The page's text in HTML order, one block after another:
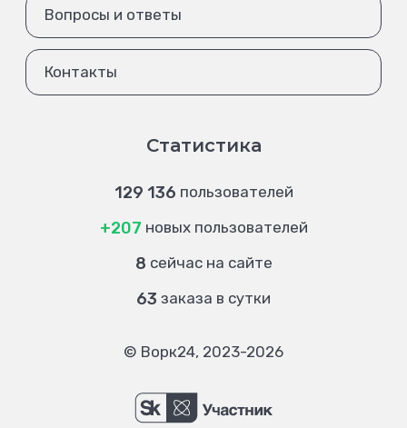
Вопросы и ответы
Контакты
Статистика
129 136 пользователей
+207 новых пользователей
8 сейчас на сайте
63 заказа в сутки
© Ворк24, 2023-2026